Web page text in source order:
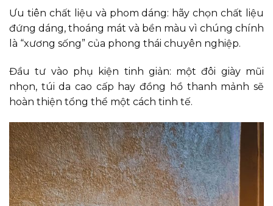
Ưu tiên chất liệu và phom dáng: hãy chọn chất liệu
đứng dáng, thoáng mát và bền màu vì chúng chính
là “xương sống” của phong thái chuyên nghiệp.
Đầu tư vào phụ kiện tinh giản: một đôi giày mũi
nhọn, túi da cao cấp hay đồng hồ thanh mảnh sẽ
hoàn thiện tổng thể một cách tinh tế.